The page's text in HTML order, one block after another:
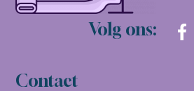
Volg ons:
Contact